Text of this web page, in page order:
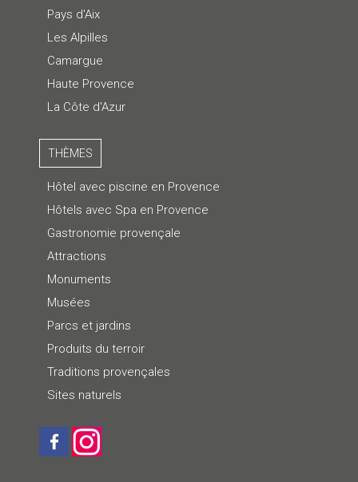
Pays d'Aix
Les Alpilles
Camargue
Haute Provence
La Côte d'Azur
THÈMES
Hôtel avec piscine en Provence
Hôtels avec Spa en Provence
Gastronomie provençale
Attractions
Monuments
Musées
Parcs et jardins
Produits du terroir
Traditions provençales
Sites naturels